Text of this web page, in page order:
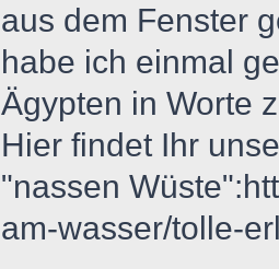
aus dem Fenster
habe ich einmal
Ägypten in Worte
Hier findet Ihr
"nassen
am-wasser/tolle-